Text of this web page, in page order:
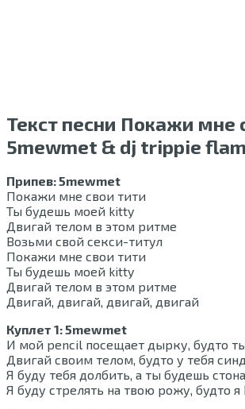
Текст песни Покажи мне
5mewmet & dj trippie
Припев: 5mewmet
Покажи мне свои тити
Ты будешь моей kitty
Двигай телом в этом ритме
Возьми свой секси-титул
Покажи мне свои тити
Ты будешь моей kitty
Двигай телом в этом ритме
Двигай, двигай, двигай, двигай
Куплет 1: 5mewmet
И мой pencil посещает дырку, будто
Двигай своим телом, будто у тебя
Я буду тебя долбить, а ты будешь
Я буду стрелять на твою рожу, будто я